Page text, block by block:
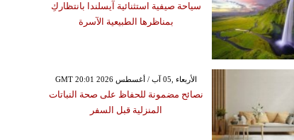
سياحة صيفية استثنائية آيسلندا بانتظاركِ
بمناظرها الطبيعية الآسرة
GMT 20:01 2026 الأربعاء ,05 آب / أغسطس
نصائح مضمونة للحفاظ على صحة النباتات
المنزلية قبل السفر